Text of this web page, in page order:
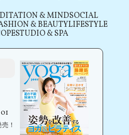
& MINDSOCIAL
& BEAUTYLIFESTYLE
STUDIO & SPA
！